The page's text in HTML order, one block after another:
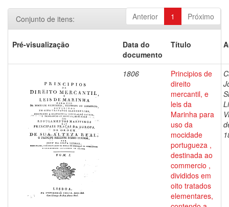
Anterior 1 Próximo
Conjunto de itens:
Pré-visualização
Data do
documento
Título
1806
Principios de
direito
mercantil, e
leis da
Marinha para
uso da
mocidade
portugueza ,
destinada ao
commercio ,
divididos em
oito tratados
elementares,